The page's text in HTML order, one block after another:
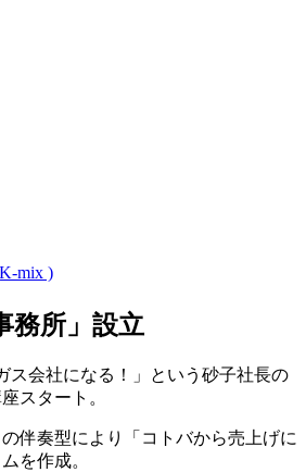
mix )
務所」設立
ス会社になる！」という砂子社長の
スタート。
伴奏型により「コトバから売上げに
を作成。